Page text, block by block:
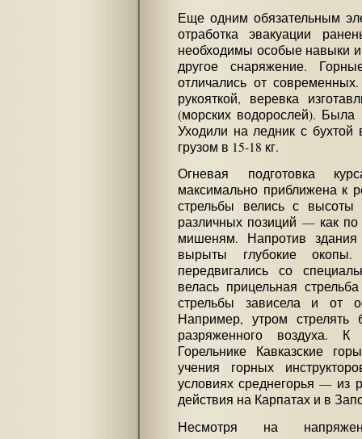
Еще одним обязательным
отработка эвакуации
необходимы особые навыки
другое снаряжение.
отличались от
рукояткой, веревка
(морских водорослей).
Уходили на ледник с бухтой
грузом в 15-18 кг.
Огневая подготовка
максимально приближена к
стрельбы велись с
различных позиций — как
мишеням. Напротив
вырыты глубокие
передвигались со
велась прицельная
стрельбы зависела и от
Например, утром
разряженного воздуха.
Горельнике Кавказские
учения горных
условиях среднегорья — из
действия на Карпатах и в
Несмотря на